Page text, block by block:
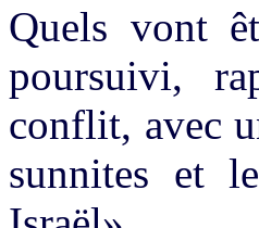
Quels vont
poursuivi,
conflit, avec
sunnites et